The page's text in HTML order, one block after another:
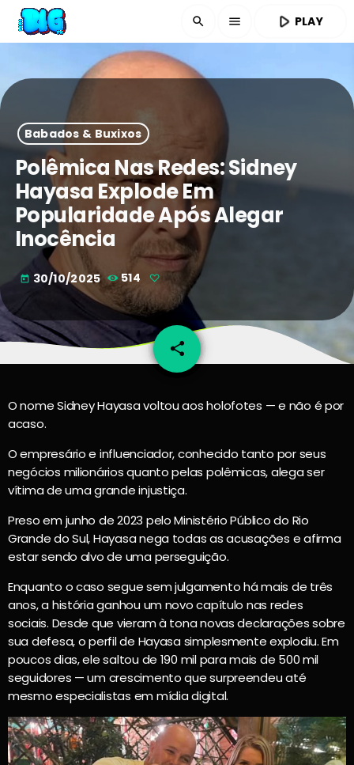
search menu play_arrow PLAY
Babados & Buxixos
Polêmica Nas Redes: Sidney
Hayasa Explode Em
Popularidade Após Alegar
Inocência
today 30/10/2025 514
share
email
O nome Sidney Hayasa voltou aos holofotes — e não é por
acaso.
O empresário e influenciador, conhecido tanto por seus
negócios milionários quanto pelas polêmicas, alega ser
vítima de uma grande injustiça.
Preso em junho de 2023 pelo Ministério Público do Rio
Grande do Sul, Hayasa nega todas as acusações e afirma
estar sendo alvo de uma perseguição.
Enquanto o caso segue sem julgamento há mais de três
anos, a história ganhou um novo capítulo nas redes
sociais. Desde que vieram à tona novas declarações sobre
sua defesa, o perfil de Hayasa simplesmente explodiu. Em
poucos dias, ele saltou de 190 mil para mais de 500 mil
seguidores — um crescimento que surpreendeu até
mesmo especialistas em mídia digital.